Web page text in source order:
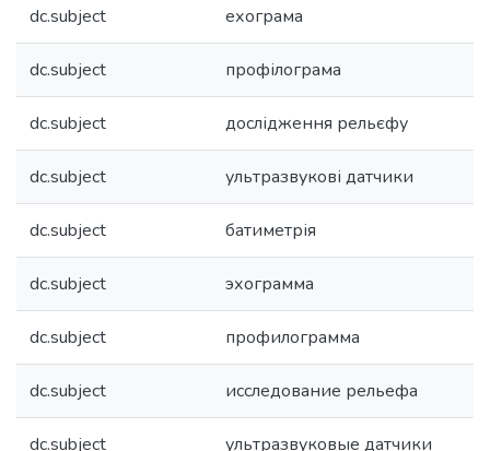
dc.subject ехограма
dc.subject профілограма
dc.subject дослідження рельєфу
dc.subject ультразвукові датчики
dc.subject батиметрія
dc.subject эхограмма
dc.subject профилограмма
dc.subject исследование рельефа
dc.subject ультразвуковые датчики